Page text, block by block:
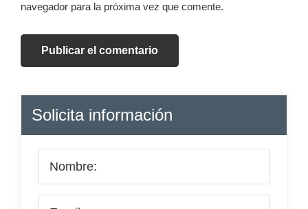
navegador para la próxima vez que comente.
Barra
lateral
principal
Solicita información